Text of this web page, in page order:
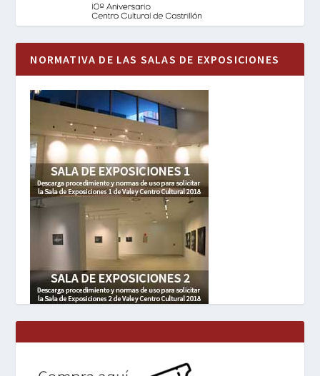
NORMATIVA DE LAS SALAS DE EXPOSICIONES